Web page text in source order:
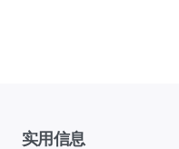
实用信息